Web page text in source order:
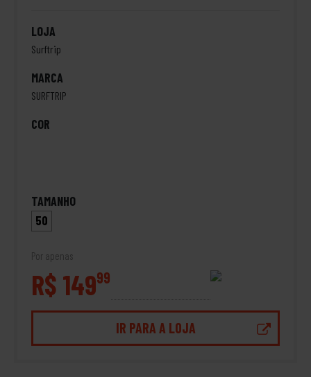
LOJA
Surftrip
MARCA
SURFTRIP
COR
TAMANHO
50
Por apenas
R$ 14999
IR PARA A LOJA